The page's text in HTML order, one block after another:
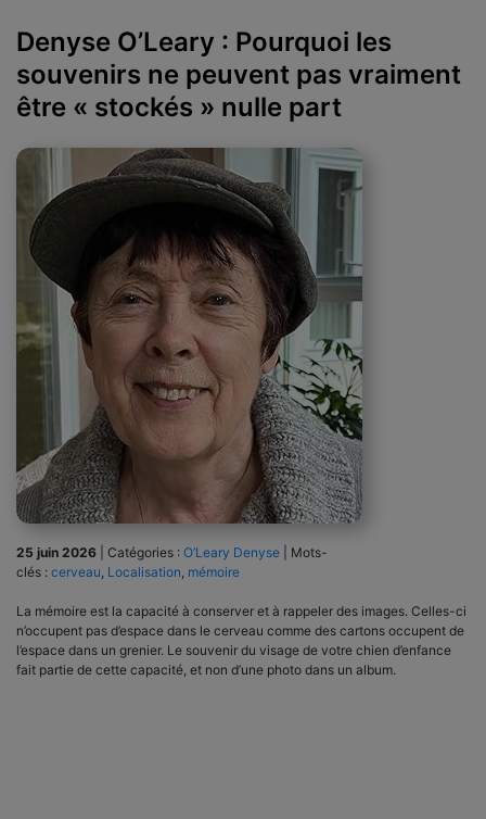
Denyse O’Leary : Pourquoi les
souvenirs ne peuvent pas vraiment
être « stockés » nulle part
25 juin 2026 Catégories : O’Leary Denyse
Mots-
clés : cerveau, Localisation, mémoire
La mémoire est la capacité à conserver et à rappeler des images. Celles-ci
n’occupent pas d’espace dans le cerveau comme des cartons occupent de
l’espace dans un grenier. Le souvenir du visage de votre chien d’enfance
fait partie de cette capacité, et non d’une photo dans un album.